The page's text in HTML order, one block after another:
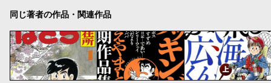
同じ著者の作品・関連作品